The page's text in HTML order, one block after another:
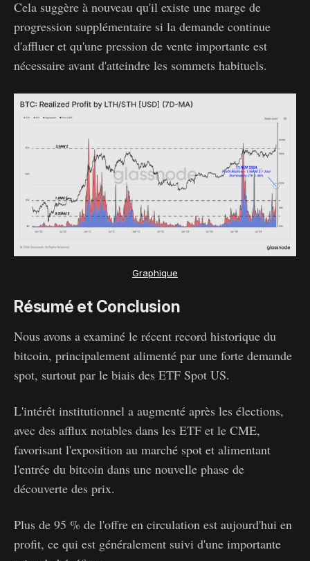
Cela suggère à nouveau qu'il existe une marge de
progression supplémentaire si la demande continue
d'affluer et qu'une pression de vente importante est
nécessaire avant d'atteindre les sommets habituels.
Graphique
Résumé et Conclusion
Nous avons a examiné le récent record historique du
bitcoin, principalement alimenté par une forte demande
spot, surtout par le biais des ETF Spot US.
L'intérêt institutionnel a augmenté après les élections,
avec des afflux notables dans les ETF et le CME,
favorisant l'exposition au marché spot et alimentant
l'entrée du bitcoin dans une nouvelle phase de
découverte des prix.
Plus de 95 % de l'offre en circulation est aujourd'hui en
profit, ce qui est généralement suivi d'une importante